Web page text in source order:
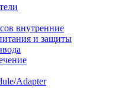
внутренние
и защиты
Adapter